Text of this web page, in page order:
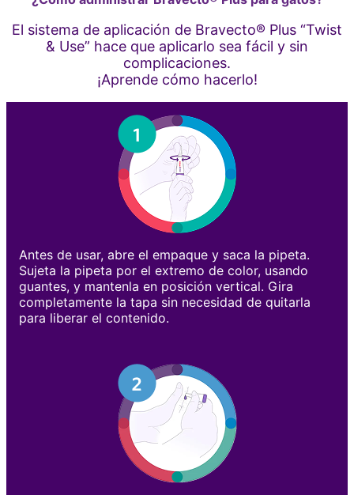
El sistema de aplicación de Bravecto® Plus “Twist
& Use” hace que aplicarlo sea fácil y sin
complicaciones.
¡Aprende cómo hacerlo!
Antes de usar, abre el empaque y saca la pipeta.
Sujeta la pipeta por el extremo de color, usando
guantes, y mantenla en posición vertical. Gira
completamente la tapa sin necesidad de quitarla
para liberar el contenido.